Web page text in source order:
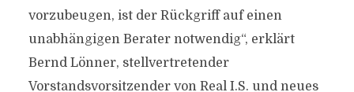
vorzubeugen, ist der Rückgriff auf einen
unabhängigen Berater notwendig“, erklärt
Bernd Lönner, stellvertretender
Vorstandsvorsitzender von Real I.S. und neues